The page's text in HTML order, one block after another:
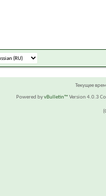
Текущее
Powered byvBulletin™ Version 4.0.3